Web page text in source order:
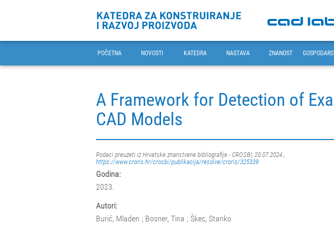
POČETNA NOVOSTI KATEDRA NASTAVA ZNANOST
A Framework for Detection of
CAD Models
Podaci preuzeti iz Hrvatske znanstvene bibliografije - CROSBI, 20.07.2024.,
https://www.croris.hr/crosbi/publikacija/resolve/croris/325339
Godina:
2023.
Autori:
Burić, Mladen ; Bosner, Tina ; Škec, Stanko